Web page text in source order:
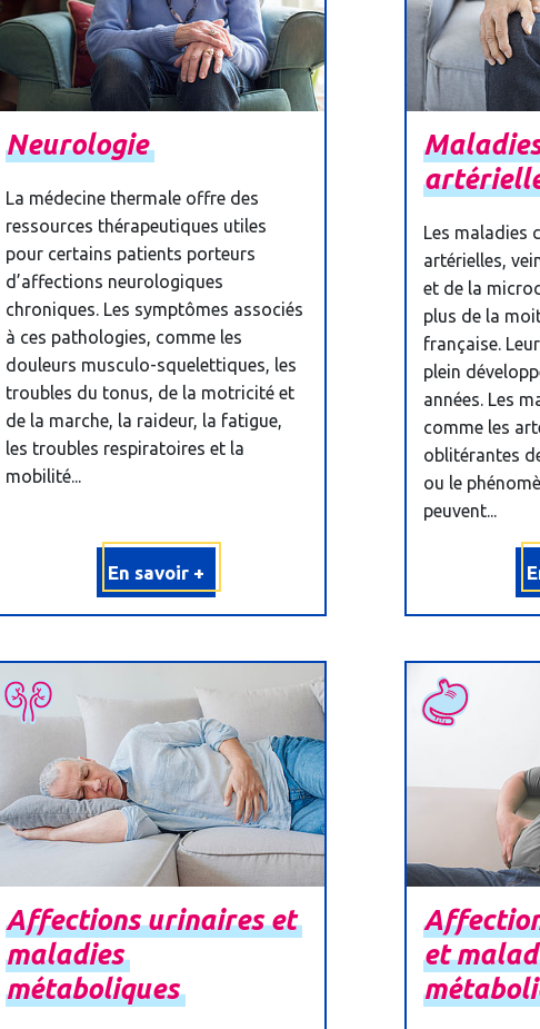
Neurologie
La médecine thermale offre des
ressources thérapeutiques utiles
pour certains patients porteurs
d’affections neurologiques
chroniques. Les symptômes associés
à ces pathologies, comme les
douleurs musculo-squelettiques, les
troubles du tonus, de la motricité et
de la marche, la raideur, la fatigue,
les troubles respiratoires et la
mobilité...
En savoir +
Les maladies
artérielles,
et de la
plus de la
française.
plein
années. Les
comme les
oblitérantes
ou le
peuvent...
Affectionsurinaireset
maladies
métaboliques
et